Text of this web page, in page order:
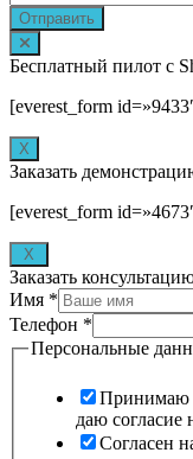
Отправить
Бесплатный пилот с
[everest_form
Х
Заказать
[everest_form
X
Заказать
Имя *
Телефон *
Персональные
Принимаю
даю согласие
Согласен